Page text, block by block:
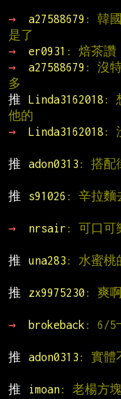
→
a27588679 : 韓
是了
→
er0931 : 焙茶讚
→
a27588679 : 沒
多
推
Linda3162018 :
他的
→
Linda3162018 :
推
adon0313 : 搭配
推
s91026 : 辛拉麵
→
nrsair : 可口可
推
una283 : 水蜜桃
推
zx9975230 : 爽
→
brokeback : 6/5
推
adon0313 : 實體
推
imoan: 老楊方